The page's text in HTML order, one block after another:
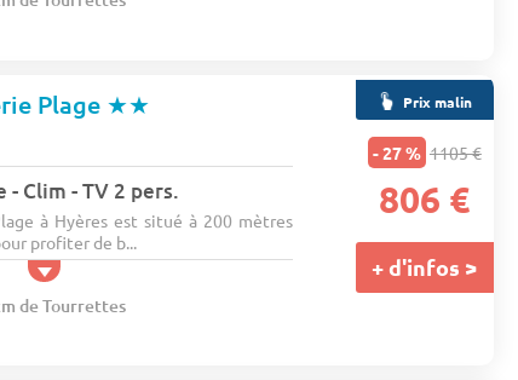
Plage ★★
- Clim - TV 2 pers.
à Hyères est situé à 200 mètres
profiter de b...
de Tourrettes
Prix malin
- 27 % 1105 €
806 €
+ d'infos >